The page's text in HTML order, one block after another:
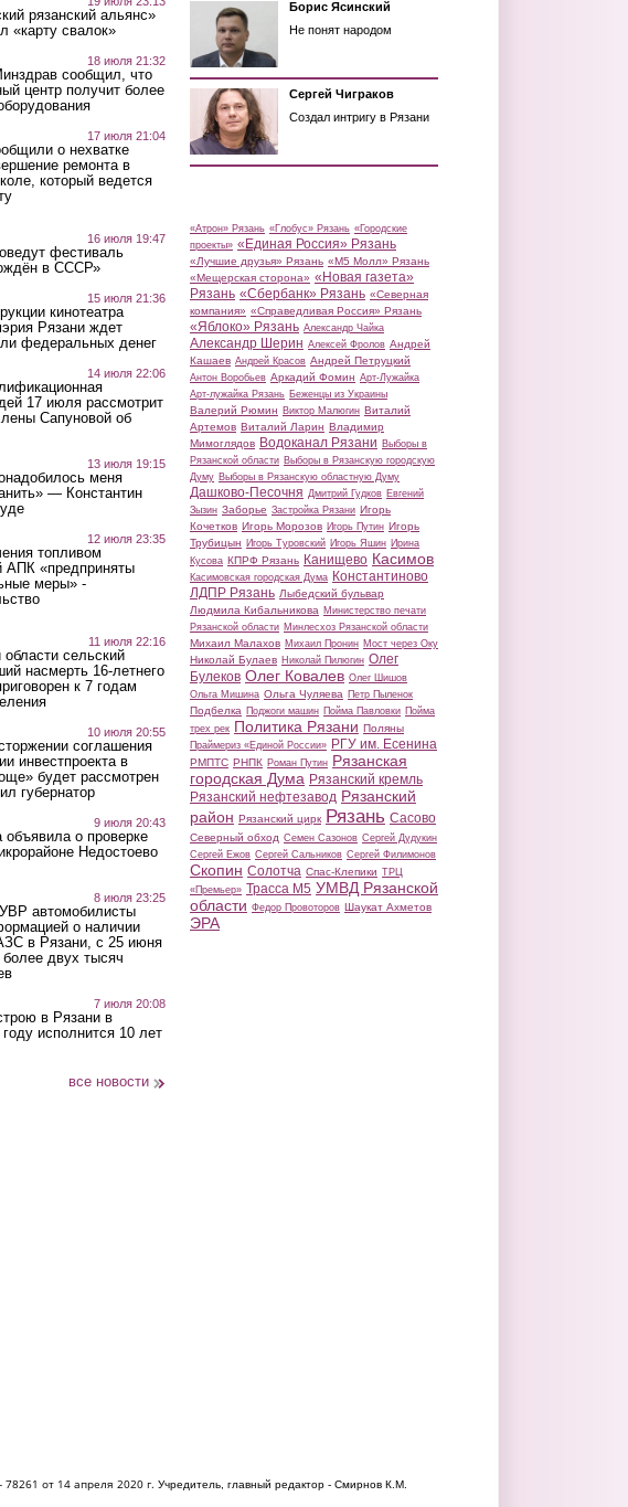
рязанский альянс»
«карту свалок»
18 июля 21:32
сообщил, что
центр получит более
17 июля 21:04
о нехватке
ремонта в
который ведется
16 июля 19:47
фестиваль
в СССР»
15 июля 21:36
кинотеатра
Рязани ждет
федеральных денег
14 июля 22:06
17 июля рассмотрит
Сапуновой об
13 июля 19:15
меня
— Константин
12 июля 23:35
топливом
АПК «предприняты
меры» -
11 июля 22:16
сельский
насмерть 16-летнего
к 7 годам
10 июля 20:55
соглашения
инвестпроекта в
будет рассмотрен
губернатор
9 июля 20:43
объявила о проверке
Недостоево
8 июля 23:25
автомобилисты
о наличии
в Рязани, с 25 июня
двух тысяч
7 июля 20:08
в Рязани в
исполнится 10 лет
все новости
Борис Ясинский
Не понят народом
Сергей Чиграков
Создал интригу в Рязани
«Атрон» Рязань «Глобус» Рязань «Городские
проекты» «Единая Россия» Рязань
«Лучшие друзья» Рязань «М5 Молл» Рязань
«Мещерская сторона» «Новая газета»
Рязань «Сбербанк» Рязань «Северная
компания» «Справедливая Россия» Рязань
«Яблоко» Рязань Александр Чайка
Александр Шерин Алексей Фролов Андрей
Кашаев Андрей Красов Андрей Петруцкий
Антон Воробьев Аркадий Фомин Арт-Лужайка
Арт-лужайка Рязань Беженцы из Украины
Валерий Рюмин Виктор Малюгин Виталий
Артемов Виталий Ларин Владимир
Мимоглядов Водоканал Рязани Выборы в
Рязанской области Выборы в Рязанскую городскую
Думу Выборы в Рязанскую областную Думу
Дашково-Песочня Дмитрий Гудков Евгений
Зызин Заборье Застройка Рязани Игорь
Кочетков Игорь Морозов Игорь Путин Игорь
Трубицын Игорь Туровский Игорь Яшин Ирина
Кусова КПРФ Рязань Канищево Касимов
Касимовская городская Дума Константиново
ЛДПР Рязань Лыбедский бульвар
Людмила Кибальникова Министерство печати
Рязанской области Минлесхоз Рязанской области
Михаил Малахов Михаил Пронин Мост через Оку
Николай Булаев Николай Пилюгин Олег
Булеков Олег Ковалев Олег Шишов
Ольга Мишина Ольга Чуляева Петр Пыленок
Подбелка Поджоги машин Пойма Павловки Пойма
трех рек Политика Рязани Поляны
Праймериз «Единой России» РГУ им. Есенина
РМПТС РНПК Роман Путин Рязанская
городская Дума Рязанский кремль
Рязанский нефтезавод Рязанский
район Рязанский цирк Рязань Сасово
Северный обход Семен Сазонов Сергей Дудукин
Сергей Ежов Сергей Сальников Сергей Филимонов
Скопин Солотча Спас-Клепики ТРЦ
«Премьер» Трасса М5 УМВД Рязанской
области Федор Провоторов Шаукат Ахметов
ЭРА
78261 от 14 апреля 2020 г. Учредитель, главный редактор - Смирнов К.М.